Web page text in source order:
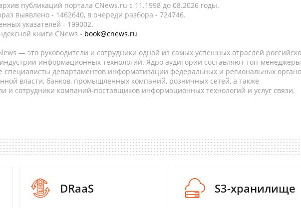
публикаций портала CNews.ru c 11.1998 до 08.2026 годы.
выявлено - 1462640, в очереди разбора - 724746.
указателей - 199002.
книги CNews - book@cnews.ru
— это руководители и сотрудники одной из самых успешных отраслей
информационных технологий. Ядро аудитории составляют топ-
специалисты департаментов информатизации федеральных и региональных
власти, банков, промышленных компаний, розничных сетей, а также
и сотрудники компаний-поставщиков информационных технологий и услуг связи.
DRaaS S3-хранилище